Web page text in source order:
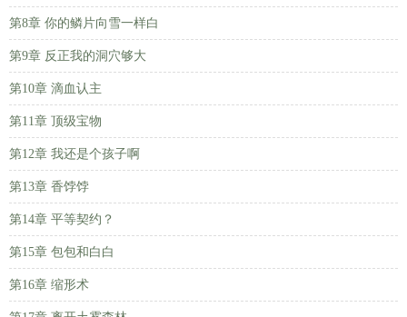
第8章 你的鳞片向雪一样白
第9章 反正我的洞穴够大
第10章 滴血认主
第11章 顶级宝物
第12章 我还是个孩子啊
第13章 香饽饽
第14章 平等契约？
第15章 包包和白白
第16章 缩形术